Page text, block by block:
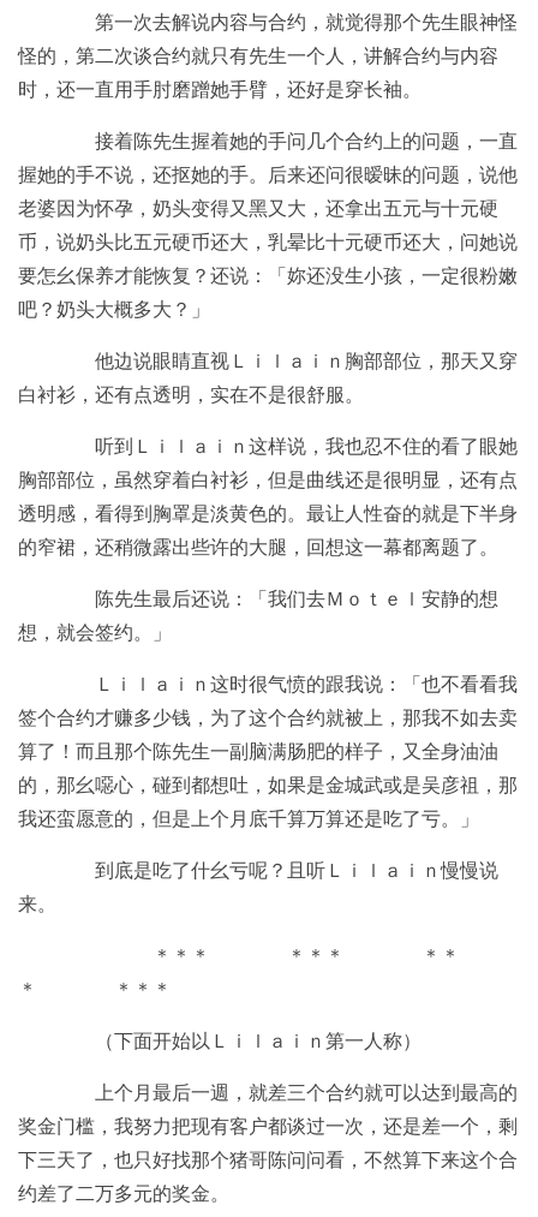
第一次去解说内容与合约，就觉得那个先生眼神怪
怪的，第二次谈合约就只有先生一个人，讲解合约与内容
时，还一直用手肘磨蹭她手臂，还好是穿长袖。
接着陈先生握着她的手问几个合约上的问题，一直
握她的手不说，还抠她的手。后来还问很暧昧的问题，说他
老婆因为怀孕，奶头变得又黑又大，还拿出五元与十元硬
币，说奶头比五元硬币还大，乳晕比十元硬币还大，问她说
要怎幺保养才能恢复？还说：「妳还没生小孩，一定很粉嫩
吧？奶头大概多大？」
他边说眼睛直视Ｌｉｌａｉｎ胸部部位，那天又穿
白衬衫，还有点透明，实在不是很舒服。
听到Ｌｉｌａｉｎ这样说，我也忍不住的看了眼她
胸部部位，虽然穿着白衬衫，但是曲线还是很明显，还有点
透明感，看得到胸罩是淡黄色的。最让人性奋的就是下半身
的窄裙，还稍微露出些许的大腿，回想这一幕都离题了。
陈先生最后还说：「我们去Ｍｏｔｅｌ安静的想
想，就会签约。」
Ｌｉｌａｉｎ这时很气愤的跟我说：「也不看看我
签个合约才赚多少钱，为了这个合约就被上，那我不如去卖
算了！而且那个陈先生一副脑满肠肥的样子，又全身油油
的，那幺噁心，碰到都想吐，如果是金城武或是吴彦祖，那
我还蛮愿意的，但是上个月底千算万算还是吃了亏。」
到底是吃了什幺亏呢？且听Ｌｉｌａｉｎ慢慢说
来。
＊＊＊ ＊＊＊ ＊＊
＊ ＊＊＊
（下面开始以Ｌｉｌａｉｎ第一人称）
上个月最后一週，就差三个合约就可以达到最高的
奖金门槛，我努力把现有客户都谈过一次，还是差一个，剩
下三天了，也只好找那个猪哥陈问问看，不然算下来这个合
约差了二万多元的奖金。